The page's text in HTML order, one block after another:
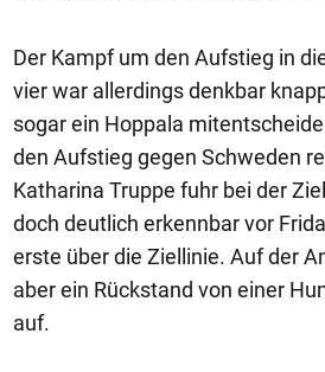
Der Kampf um den Aufstieg in
vier war allerdings denkbar
sogar ein Hoppala
den Aufstieg gegen Schweden
Katharina Truppe fuhr bei der
doch deutlich erkennbar vor
erste über die Ziellinie. Auf der
aber ein Rückstand von einer
auf.